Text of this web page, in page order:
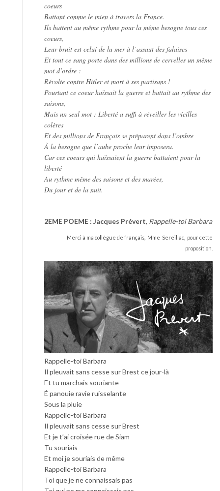
coeurs
Battant comme le mien à travers la France.
Ils battent au même rythme pour la même besogne tous ces
coeurs,
Leur bruit est celui de la mer à l’assaut des falaises
Et tout ce sang porte dans des millions de cervelles un même
mot d’ordre :
Révolte contre Hitler et mort à ses partisans !
Pourtant ce coeur haïssait la guerre et battait au rythme des
saisons,
Mais un seul mot : Liberté a suffi à réveiller les vieilles
colères
Et des millions de Français se préparent dans l’ombre
À la besogne que l’aube proche leur imposera.
Car ces coeurs qui haïssaient la guerre battaient pour la
liberté
Au rythme même des saisons et des marées,
Du jour et de la nuit.
2EME POEME : Jacques Prévert, Rappelle-toi Barbara
Merci à ma collègue de français, Mme Sereillac, pour cette
proposition.
Rappelle-toi Barbara
Il pleuvait sans cesse sur Brest ce jour-là
Et tu marchais souriante
É panouie ravie ruisselante
Sous la pluie
Rappelle-toi Barbara
Il pleuvait sans cesse sur Brest
Et je t’ai croisée rue de Siam
Tu souriais
Et moi je souriais de même
Rappelle-toi Barbara
Toi que je ne connaissais pas